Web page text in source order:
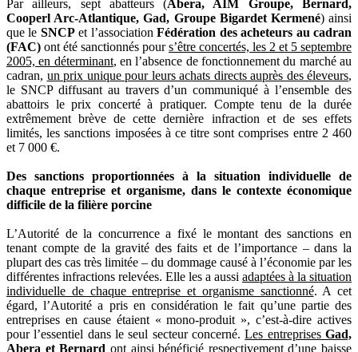
Par ailleurs, sept abatteurs (Abera, AIM Groupe, Bernard,
Cooperl Arc-Atlantique, Gad, Groupe Bigardet Kermené) ainsi
que le SNCPet l’association Fédération des acheteurs au cadran
(FAC) ont été sanctionnés pours’être concertés, les 2 et 5 septembre
2005, en déterminant, en l’absence de fonctionnement du marché au
cadran, un prix unique pour leurs achats directs auprès des éleveurs,
le SNCP diffusant au travers d’un communiqué à l’ensemble des
abattoirs le prix concerté à pratiquer. Compte tenu de la durée
extrêmement brève de cette dernière infraction et de ses effets
limités, les sanctions imposées à ce titre sont comprises entre 2 460
et 7 000 €.
Des sanctions proportionnées à la situation individuelle de
chaque entreprise et organisme, dans le contexte économique
difficile de la filière porcine
L’Autorité de la concurrence a fixé le montant des sanctions en
tenant compte de la gravité des faits et de l’importance – dans la
plupart des cas très limitée – du dommage causé à l’économie par les
différentes infractions relevées. Elle les a aussi adaptées à la situation
individuelle de chaque entreprise et organisme sanctionné. A cet
égard, l’Autorité a pris en considération le fait qu’une partie des
entreprises en cause étaient « mono-produit », c’est-à-dire actives
pour l’essentiel dans le seul secteur concerné.Les entreprisesGad,
Abera et Bernard ont ainsi bénéficié respectivement d’une baisse